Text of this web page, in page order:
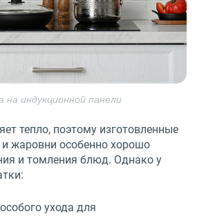
на индукционной панели
тепло, поэтому изготовленные
и жаровни особенно хорошо
и томления блюд. Однако у
ухода для